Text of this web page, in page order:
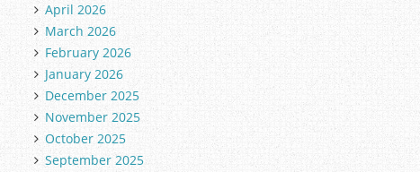
o
r
i
e
s
April 2026
March 2026
February 2026
January 2026
December 2025
November 2025
October 2025
September 2025